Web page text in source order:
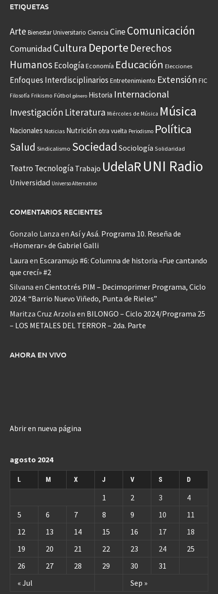
ETIQUETAS
Arte Bienestar Universitario Ciencia CineComunicación
Comunidad Cultura Deporte Derechos
Humanos EcologíaEconomía Educación Elecciones
Enfoques Interdisciplinarios Entretenimiento Extensión FIC
Filosofía Frikismo Fútbol género Historia Internacional
Investigación Literatura Miércoles de Música Música
Nacionales Noticias Nutrición otra vuelta Periodismo Política
Salud Sindicalismo Sociedad Sociología Solidaridad
Teatro Tecnología Trabajo UdelaRUNI Radio
Universidad Universo Alternativo
COMENTARIOS RECIENTES
Gonzalo Lanza en Así y Asá. Programa 10. Reseña de
«Homerar» de Gabriel Galli
Laura en Escaramujo #6: Columna de historia «Fue cantando
que crecí» #2
Silvana en Cientotrés PIM – Decimoprimer Programa, Ciclo
2024: “Barrio Nuevo Viñedo, Punta de Rieles”
Maritza Cruz Arzola en BILONGO – Ciclo 2024/Programa 25
– LOS METALES DEL TERROR – 2da. Parte
AHORA EN VIVO
Abrir en nueva página
agosto 2024
L M X J V S D
« Jul Sep »
1 2 3
4
5
6 7 8 9 10
11
12
13 14 15 16 17
18
19
20 21 22 23 24
25
26
27 28 29 30 31